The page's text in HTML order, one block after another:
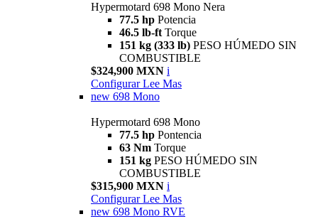
Hypermotard 698 Mono Nera
77.5 hp Potencia
46.5 lb-ft Torque
151 kg (333 lb) PESO HÚMEDO SIN
COMBUSTIBLE
$324,900 MXN i
Configurar Lee Mas
new 698 Mono
Hypermotard 698 Mono
77.5 hp Pontencia
63 Nm Torque
151 kg PESO HÚMEDO SIN
COMBUSTIBLE
$315,900 MXN i
Configurar Lee Mas
new 698 Mono RVE